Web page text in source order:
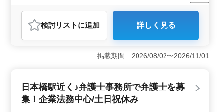
業務委託
おすすめポイント
＜50代以上経験者急募＞ 銀座・有楽町での法律事務所
での弁護士業務、50代以上の経験者を急募しています！
一般民事事件や家事事件に携わりながら、豊富な経験を
す。 ＜未経験分野サポート＞ 未経験の方も歓迎で
す！充実したサポート体制が整っています。弁護士費用
検討リスト に追加 詳しく見る
掲載期間 2026/08/02〜2026/11/01
日本橋駅近く♪弁護士事務所で弁護士を募
集！企業法務中心/土日祝休み